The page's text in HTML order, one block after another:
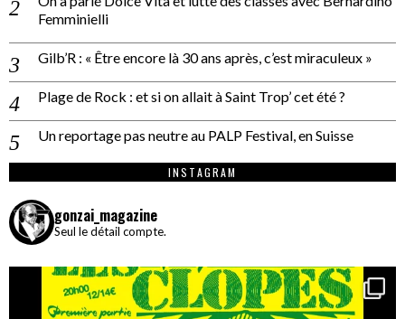
Femminielli
Gilb’R : « Être encore là 30 ans après, c’est miraculeux »
Plage de Rock : et si on allait à Saint Trop’ cet été ?
Un reportage pas neutre au PALP Festival, en Suisse
INSTAGRAM
gonzai_magazine
Seul le détail compte.